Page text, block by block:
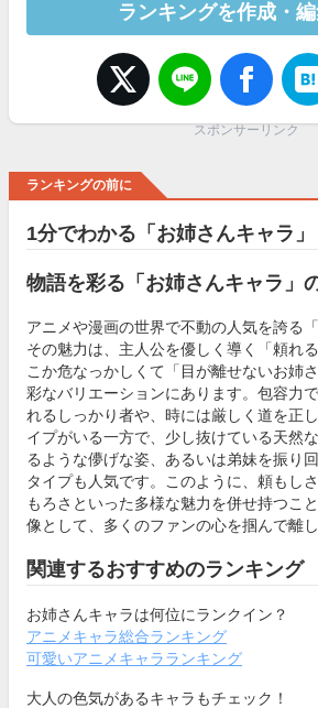
ランキングを作成・
スポンサーリンク
ランキングの前に
1分でわかる「お姉さんキャラ」
物語を彩る「お姉さんキャラ」
アニメや漫画の世界で不動の人気を誇る
その魅力は、主人公を優しく導く「頼れ
こか危なっかしくて「目が離せないお姉
彩なバリエーションにあります。包容力
れるしっかり者や、時には厳しく道を正
イプがいる一方で、少し抜けている天然
るような儚げな姿、あるいは弟妹を振り
タイプも人気です。このように、頼もし
もろさといった多様な魅力を併せ持つこ
像として、多くのファンの心を掴んで離し
関連するおすすめのランキング
お姉さんキャラは何位にランクイン？
アニメキャラ総合ランキング
可愛いアニメキャラランキング
大人の色気があるキャラもチェック！